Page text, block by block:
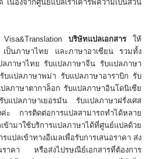
เนื่องจากศูนย์แปลเราเคารพความเป็นส่วน
บริษัทแปลเอกสาร ให้
เป็นภาษาไทย และภาษาอาเซียน รวมทั้ง
ภาษาไทย รับแปลภาษาจีน รับแปลภาษา
แปลภาษาพม่า รับแปลภาษาอาราบิก รับ
ลภาษาตากาล็อก รับแปลภาษาอินโดนิเซีย
แปลภาษาเยอรมัน รับแปลภาษาฝรั่งเศส
ค่ะ การติดต่อการแปลสามารถทำได้หลาย
ามาใช้บริการแปลภาษาได้ที่ศูนย์แปลด้วย
แปลเข้าทางอีเมลเพื่อรับการเสนอราคา ส่ง
นราคา หรือส่งไปรษณีย์เอกสารที่ต้องการ